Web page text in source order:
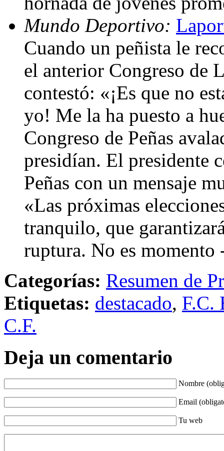
Mundo Deportivo:
Cuando un peñista le
el anterior Congreso de
contestó: «¡Es que no
yo! Me la ha puesto a
Congreso de Peñas
presidían. El presidente
Peñas con un mensaje
«Las próximas
tranquilo, que
ruptura. No es
Categorías: Resumen de
Etiquetas: destacado, F.C.
C.F.
Deja un comentario
Nombre
Email
Tu web